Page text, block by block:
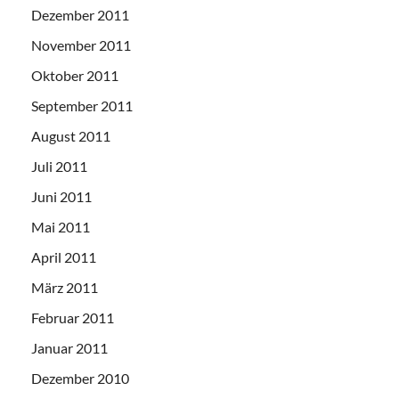
Dezember 2011
November 2011
Oktober 2011
September 2011
August 2011
Juli 2011
Juni 2011
Mai 2011
April 2011
März 2011
Februar 2011
Januar 2011
Dezember 2010